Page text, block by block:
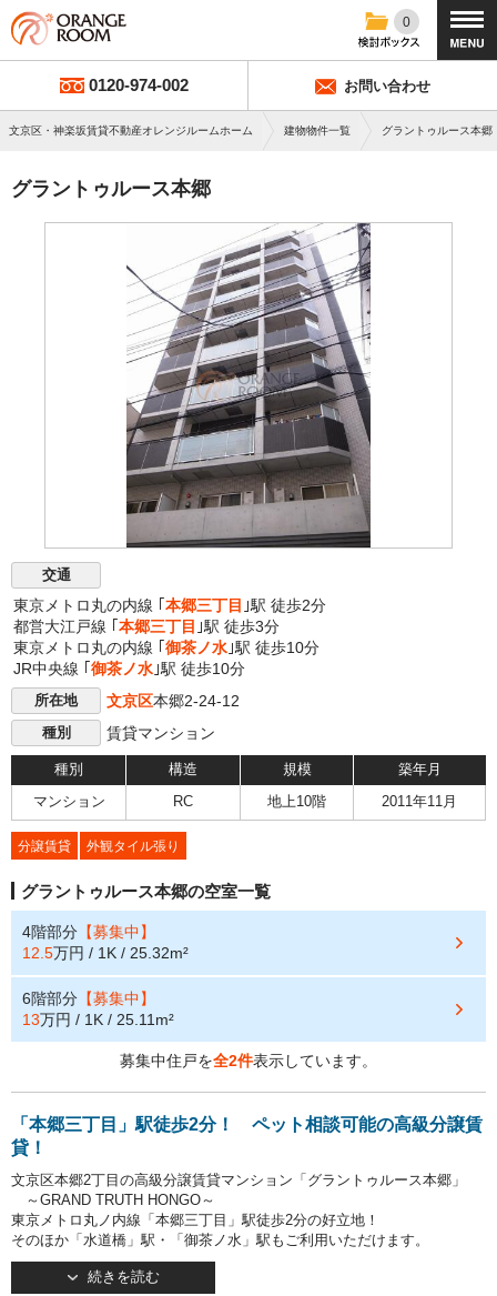
0
0120-974-002 お問い合わせ
文京区・神楽坂賃貸不動産オレンジルームホーム 建物物件一覧 グラントゥルース本郷
グラントゥルース本郷
交通
東京メトロ丸の内線 ｢ 本郷三丁目 ｣駅 徒歩2分
都営大江戸線 ｢ 本郷三丁目 ｣駅 徒歩3分
東京メトロ丸の内線 ｢ 御茶ノ水 ｣駅 徒歩10分
JR中央線 ｢ 御茶ノ水 ｣駅 徒歩10分
所在地 文京区本郷2-24-12
種別 賃貸マンション
種別 構造 規模 築年月
マンション RC 地上10階 2011年11月
分譲賃貸 外観タイル張り
グラントゥルース本郷の空室一覧
4階部分 【募集中】
12.5万円 / 1K / 25.32m²
6階部分 【募集中】
13万円 / 1K / 25.11m²
募集中住戸を全2件表示しています。
「本郷三丁目」駅徒歩2分！ ペット相談可能の高級分譲賃
貸！
文京区本郷2丁目の高級分譲賃貸マンション「グラントゥルース本郷」
～GRAND TRUTH HONGO～
東京メトロ丸ノ内線「本郷三丁目」駅徒歩2分の好立地！
そのほか「水道橋」駅・「御茶ノ水」駅もご利用いただけます。
2011年11月竣工・地上10階建て。
続きを読む